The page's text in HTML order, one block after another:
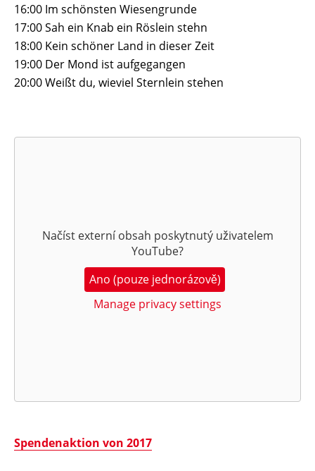
16:00 Im schönsten Wiesengrunde
17:00 Sah ein Knab ein Röslein stehn
18:00 Kein schöner Land in dieser Zeit
19:00 Der Mond ist aufgegangen
20:00 Weißt du, wieviel Sternlein stehen
Načíst externí obsah poskytnutý uživatelem
YouTube?
Ano (pouze jednorázově)
Manage privacy settings
Spendenaktion von 2017